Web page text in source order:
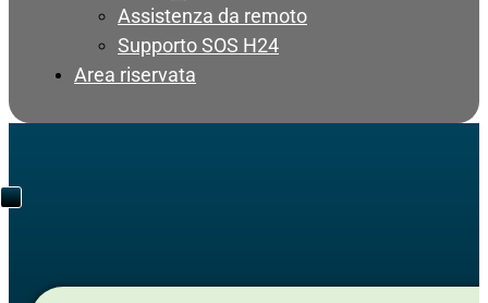
Assistenza da remoto
Supporto SOS H24
Area riservata